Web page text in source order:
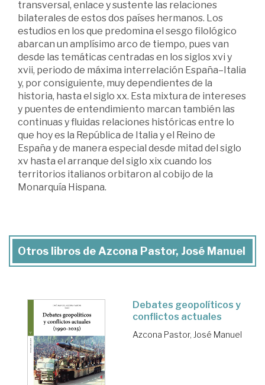
transversal, enlace y sustente las relaciones
bilaterales de estos dos países hermanos. Los
estudios en los que predomina el sesgo filológico
abarcan un amplísimo arco de tiempo, pues van
desde las temáticas centradas en los siglos xvi y
xvii, periodo de máxima interrelación España–Italia
y, por consiguiente, muy dependientes de la
historia, hasta el siglo xx. Esta mixtura de intereses
y puentes de entendimiento marcan también las
continuas y fluidas relaciones históricas entre lo
que hoy es la República de Italia y el Reino de
España y de manera especial desde mitad del siglo
xv hasta el arranque del siglo xix cuando los
territorios italianos orbitaron al cobijo de la
Monarquía Hispana.
Otros libros de Azcona Pastor, José Manuel
Debates geopolíticos y
conflictos actuales
Azcona Pastor, José Manuel